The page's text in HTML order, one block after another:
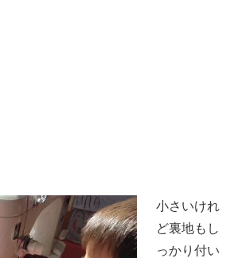
小さいけれ
ど裏地もし
っかり付い